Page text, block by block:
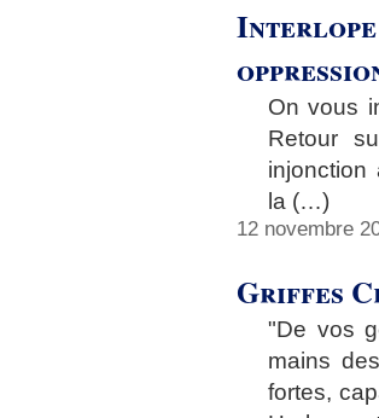
Interlope
On vous
Retour
la (…)
12 novembre
Griffes
"De vos
mains
fortes,